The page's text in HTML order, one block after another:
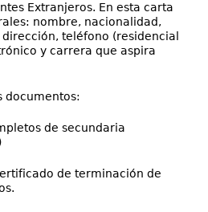
Extranjeros. En esta carta
nombre, nacionalidad,
teléfono (residencial
y carrera que aspira
documentos:
de secundaria
de terminación de